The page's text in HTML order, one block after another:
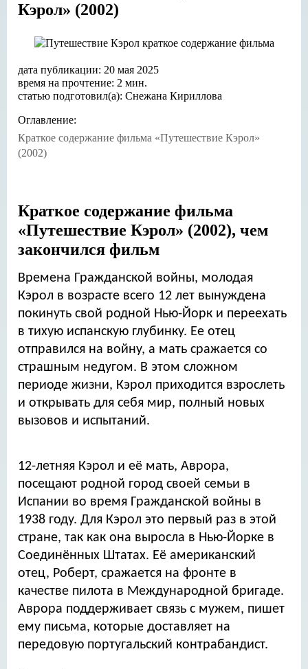
Кэрол» (2002)
дата публикации: 20 мая 2025
время на прочтение: 2 мин.
статью подготовил(а): Снежана Кириллова
Оглавление:
Краткое содержание фильма «Путешествие Кэрол»
(2002)
Краткое содержание фильма
«Путешествие Кэрол» (2002), чем
закончился фильм
Времена Гражданской войны, молодая
Кэрол в возрасте всего 12 лет вынуждена
покинуть свой родной Нью-Йорк и переехать
в тихую испанскую глубинку. Ее отец
отправился на войну, а мать сражается со
страшным недугом. В этом сложном
периоде жизни, Кэрол приходится взрослеть
и открывать для себя мир, полный новых
вызовов и испытаний.
12-летняя Кэрол и её мать, Аврора,
посещают родной город своей семьи в
Испании во время Гражданской войны в
1938 году. Для Кэрол это первый раз в этой
стране, так как она выросла в Нью-Йорке в
Соединённых Штатах. Её американский
отец, Роберт, сражается на фронте в
качестве пилота в Международной бригаде.
Аврора поддерживает связь с мужем, пишет
ему письма, которые доставляет на
передовую португальский контрабандист.